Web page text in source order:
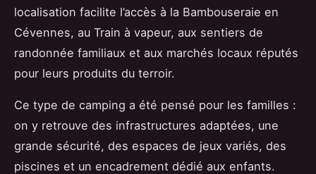
localisation facilite l’accès à la Bambouseraie en
Cévennes, au Train à vapeur, aux sentiers de
randonnée familiaux et aux marchés locaux réputés
pour leurs produits du terroir.
Ce type de camping a été pensé pour les familles :
on y retrouve des infrastructures adaptées, une
grande sécurité, des espaces de jeux variés, des
piscines et un encadrement dédié aux enfants.